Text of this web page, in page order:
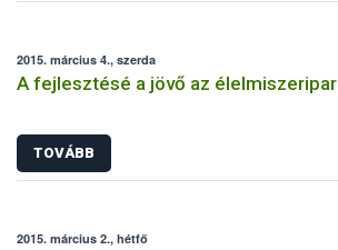
2015. március 4., szerda
A fejlesztésé a jövő az
TOVÁBB
2015. március 2., hétfő